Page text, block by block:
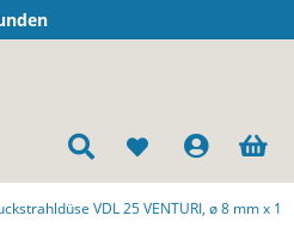
VDL 25 VENTURI, ø 8 mm x